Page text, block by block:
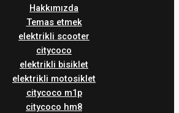
Hakkımızda
Temas etmek
elektrikli scooter
citycoco
elektrikli bisiklet
elektrikli motosiklet
citycoco m1p
citycoco hm8